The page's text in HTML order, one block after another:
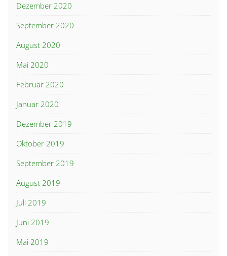
Dezember 2020
September 2020
August 2020
Mai 2020
Februar 2020
Januar 2020
Dezember 2019
Oktober 2019
September 2019
August 2019
Juli 2019
Juni 2019
Mai 2019